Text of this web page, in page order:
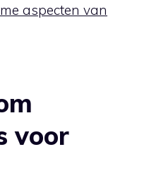
aspecten van
voor